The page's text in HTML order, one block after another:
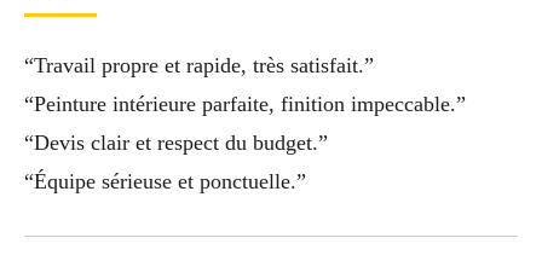
“Travail propre et rapide, très satisfait.”
“Peinture intérieure parfaite, finition impeccable.”
“Devis clair et respect du budget.”
“Équipe sérieuse et ponctuelle.”